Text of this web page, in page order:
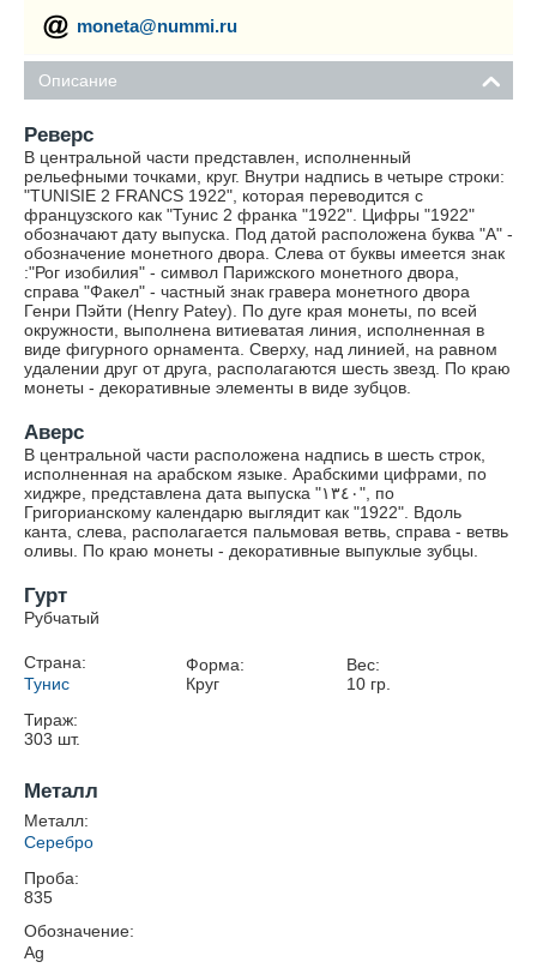
moneta@nummi.ru
Описание
Реверс
В центральной части представлен, исполненный
рельефными точками, круг. Внутри надпись в четыре строки:
"TUNISIE 2 FRANCS 1922", которая переводится с
французского как "Тунис 2 франка "1922". Цифры "1922"
обозначают дату выпуска. Под датой расположена буква "А" -
обозначение монетного двора. Слева от буквы имеется знак
:"Рог изобилия" - символ Парижского монетного двора,
справа "Факел" - частный знак гравера монетного двора
Генри Пэйти (Henry Patey). По дуге края монеты, по всей
окружности, выполнена витиеватая линия, исполненная в
виде фигурного орнамента. Сверху, над линией, на равном
удалении друг от друга, располагаются шесть звезд. По краю
монеты - декоративные элементы в виде зубцов.
Аверс
В центральной части расположена надпись в шесть строк,
исполненная на арабском языке. Арабскими цифрами, по
хиджре, представлена дата выпуска "١٣٤٠", по
Григорианскому календарю выглядит как "1922". Вдоль
канта, слева, располагается пальмовая ветвь, справа - ветвь
оливы. По краю монеты - декоративные выпуклые зубцы.
Гурт
Рубчатый
Страна:
Тунис
Форма:
Круг
Вес:
10 гр.
Тираж:
303 шт.
Металл
Металл:
Серебро
Проба:
835
Обозначение:
Ag